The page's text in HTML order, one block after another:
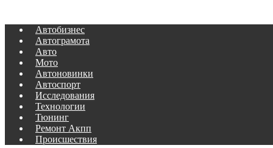
Автобизнес
Автограмота
Авто
Мото
Автоновинки
Автоспорт
Исследования
Технологии
Тюнинг
Ремонт Акпп
Происшествия